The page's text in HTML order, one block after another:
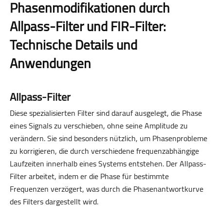
Phasenmodifikationen durch
Allpass-Filter und FIR-Filter:
Technische Details und
Anwendungen
Allpass-Filter
Diese spezialisierten Filter sind darauf ausgelegt, die Phase
eines Signals zu verschieben, ohne seine Amplitude zu
verändern. Sie sind besonders nützlich, um Phasenprobleme
zu korrigieren, die durch verschiedene frequenzabhängige
Laufzeiten innerhalb eines Systems entstehen. Der Allpass-
Filter arbeitet, indem er die Phase für bestimmte
Frequenzen verzögert, was durch die Phasenantwortkurve
des Filters dargestellt wird.